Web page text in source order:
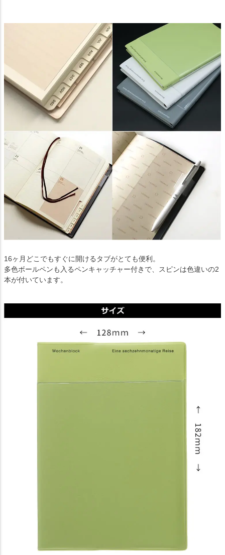
16ヶ月どこでもすぐに開けるタブがとても便利。
多色ボールペンも入るペンキャッチャー付きで、スピンは色違いの2
本が付いています。